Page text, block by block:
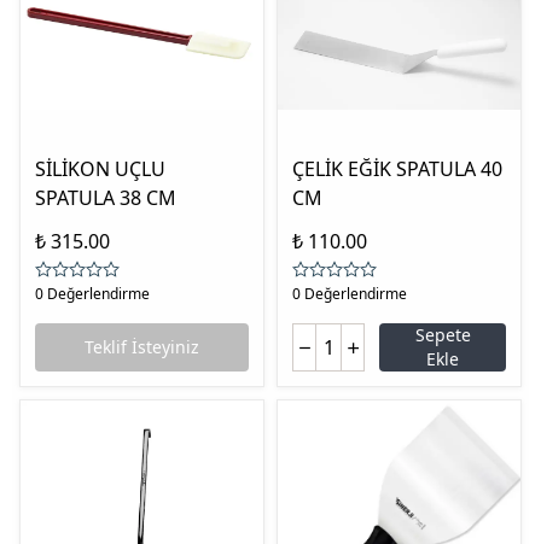
SİLİKON UÇLU
SPATULA 38 CM
₺ 315.00
0 Değerlendirme
Teklif İsteyiniz
ÇELİK EĞİK SPATULA 40
CM
₺ 110.00
0 Değerlendirme
Sepete
Ekle